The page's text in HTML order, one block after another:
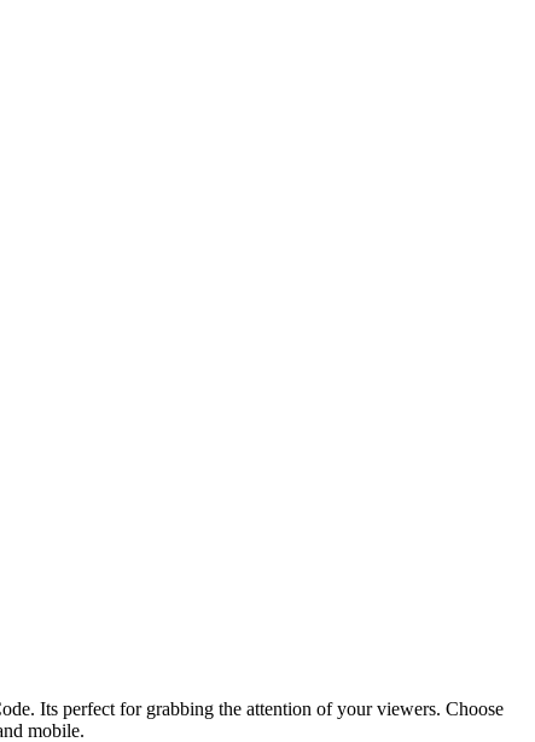
Its perfect for grabbing the attention of your viewers. Choose
mobile.